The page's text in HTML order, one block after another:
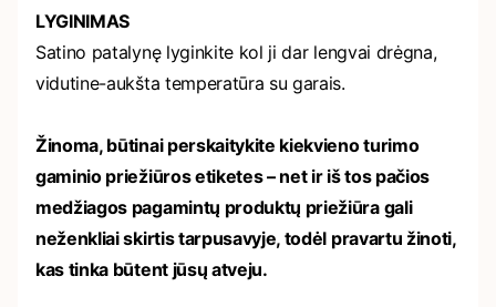
LYGINIMAS
Satino patalynę lyginkite kol ji dar lengvai drėgna,
vidutine-aukšta temperatūra su garais.
Žinoma, būtinai perskaitykite kiekvieno turimo
gaminio priežiūros etiketes – net ir iš tos pačios
medžiagos pagamintų produktų priežiūra gali
neženkliai skirtis tarpusavyje, todėl pravartu žinoti,
kas tinka būtent jūsų atveju.